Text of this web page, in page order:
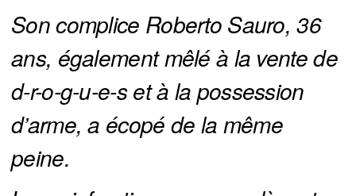
Son complice Roberto Sauro, 36
ans, également mêlé à la vente de
d-r-o-g-u-e-s et à la possession
d’arme, a écopé de la même
peine.